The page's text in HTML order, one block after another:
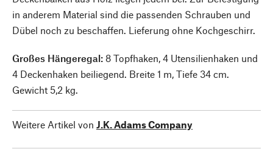
in anderem Material sind die passenden Schrauben und
Dübel noch zu beschaffen. Lieferung ohne Kochgeschirr.
Großes Hängeregal: 8 Topfhaken, 4 Utensilienhaken und
4 Deckenhaken beiliegend. Breite 1 m, Tiefe 34 cm.
Gewicht 5,2 kg.
Weitere Artikel von J.K. Adams Company